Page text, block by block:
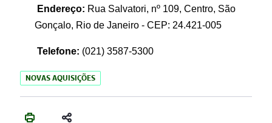
Endereço: Rua Salvatori, nº 109, Centro, São
Gonçalo, Rio de Janeiro - CEP: 24.421-005
Telefone: (021) 3587-5300
NOVAS AQUISIÇÕES